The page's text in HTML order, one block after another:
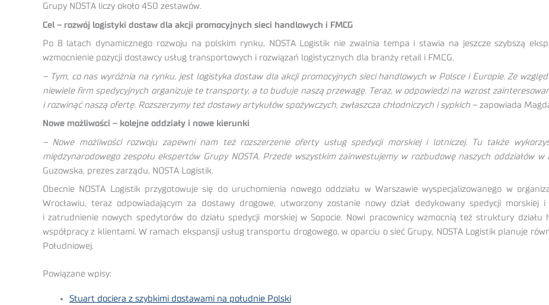
Grupy NOSTA liczy około 450 zestawów.
Cel – rozwój logistyki dostaw dla akcji promocyjnych sieci handlowych i FMCG
Po 8 latach dynamicznego rozwoju na polskim rynku, NOSTA Logistik nie zwalnia tempa i stawia na jeszcze szybszą
wzmocnienie pozycji dostawcy usług transportowych i rozwiązań logistycznych dla branży retail i FMCG.
– Tym, co nas wyróżnia na rynku, jest logistyka dostaw dla akcji promocyjnych sieci handlowych w Polsce i Europie. Ze
niewiele firm spedycyjnych organizuje te transporty, a to buduje naszą przewagę. Teraz, w odpowiedzi na wzrost
i rozwinąć naszą ofertę. Rozszerzymy też dostawy artykułów spożywczych, zwłaszcza chłodniczych i sypkich – zapowiada
Nowe możliwości – kolejne oddziały i nowe kierunki
– Nowe możliwości rozwoju zapewni nam też rozszerzenie oferty usług spedycji morskiej i lotniczej. Tu także
międzynarodowego zespołu ekspertów Grupy NOSTA. Przede wszystkim zainwestujemy w rozbudowę naszych oddziałów w
Guzowska, prezes zarządu, NOSTA Logistik.
Obecnie NOSTA Logistik przygotowuje się do uruchomienia nowego oddziału w Warszawie wyspecjalizowanego w
Wrocławiu, teraz odpowiadającym za dostawy drogowe, utworzony zostanie nowy dział dedykowany spedycji morskiej
i zatrudnienie nowych spedytorów do działu spedycji morskiej w Sopocie. Nowi pracownicy wzmocnią też struktury działu
współpracy z klientami. W ramach ekspansji usług transportu drogowego, w oparciu o sieć Grupy, NOSTA Logistik planuje
Południowej.
Powiązane wpisy:
Stuart dociera z szybkimi dostawami na południe Polski